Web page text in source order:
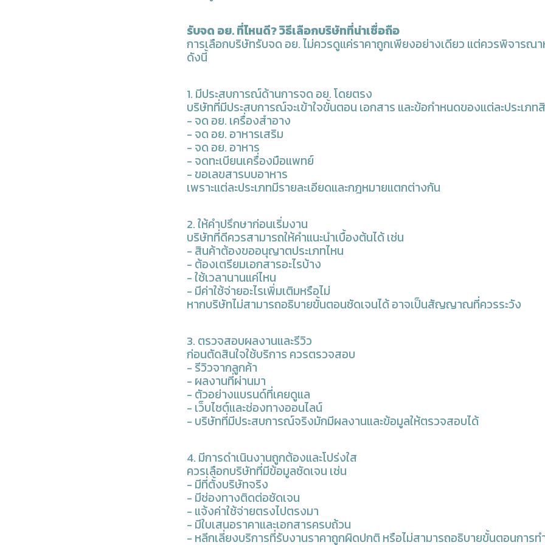
รับจด อย. ที่ไหนดี? วิธีเลือกบริษัทที่น่าเชื่อถือ
การเลือกบริษัทรับจด อย. ไม่ควรดูแค่ราคาถูกเพียงอย่างเดียว แต่ควรพิจารณ
ดังนี้
1. มีประสบการณ์ด้านการจด อย. โดยตรง
บริษัทที่มีประสบการณ์จะเข้าใจขั้นตอน เอกสาร และข้อกำหนดของแต่ละประเภ
- จด อย. เครื่องสำอาง
- จด อย. อาหารเสริม
- จด อย. อาหาร
- จดทะเบียนเครื่องมือแพทย์
- ขอเลขสารบบอาหาร
เพราะแต่ละประเภทมีรายละเอียดและกฎหมายแตกต่างกัน
2. ให้คำปรึกษาก่อนเริ่มงาน
บริษัทที่ดีควรสามารถให้คำแนะนำเบื้องต้นได้ เช่น
- สินค้าต้องขออนุญาตประเภทไหน
- ต้องเตรียมเอกสารอะไรบ้าง
- ใช้เวลานานแค่ไหน
- มีค่าใช้จ่ายอะไรเพิ่มเติมหรือไม่
หากบริษัทไม่สามารถอธิบายขั้นตอนชัดเจนได้ อาจเป็นสัญญาณที่ควรระวัง
3. ตรวจสอบผลงานและรีวิว
ก่อนตัดสินใจใช้บริการ ควรตรวจสอบ
- รีวิวจากลูกค้า
- ผลงานที่ผ่านมา
- ตัวอย่างแบรนด์ที่เคยดูแล
- เว็บไซต์และช่องทางออนไลน์
- บริษัทที่มีประสบการณ์จริงมักมีผลงานและข้อมูลให้ตรวจสอบได้
4. มีการดำเนินงานถูกต้องและโปร่งใส
ควรเลือกบริษัทที่มีข้อมูลชัดเจน เช่น
- มีที่ตั้งบริษัทจริง
- มีช่องทางติดต่อชัดเจน
- แจ้งค่าใช้จ่ายตรงไปตรงมา
- มีใบเสนอราคาและเอกสารครบถ้วน
- หลีกเลี่ยงบริการที่รับงานราคาถูกผิดปกติ หรือไม่สามารถอธิบายขั้นตอนการท